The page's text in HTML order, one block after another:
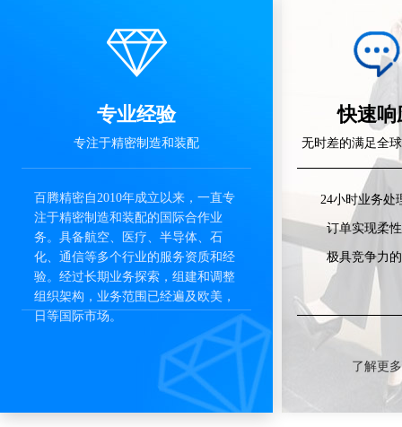
专业经验
专注于精密制造和装配
百腾精密自2010年成立以来，一直专
注于精密制造和装配的国际合作业
务。具备航空、医疗、半导体、石
化、通信等多个行业的服务资质和经
验。经过长期业务探索，组建和调整
组织架构，业务范围已经遍及欧美，
日等国际市场。
快速响
无时差的满足全
24小时业务处
订单实现柔
极具竞争力
了解更多